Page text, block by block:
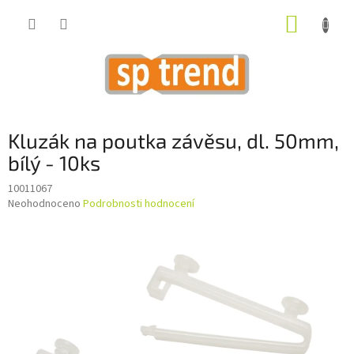
Kluzák na poutka závěsu, dl. 50mm,
bílý - 10ks
10011067
Průměrné
Neohodnoceno Podrobnosti hodnocení